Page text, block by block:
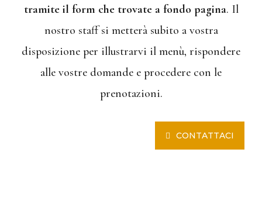
tramite il form che trovate a fondo pagina. Il
nostro staff si metterà subito a vostra
disposizione per illustrarvi il menù, rispondere
alle vostre domande e procedere con le
prenotazioni.
CONTATTACI